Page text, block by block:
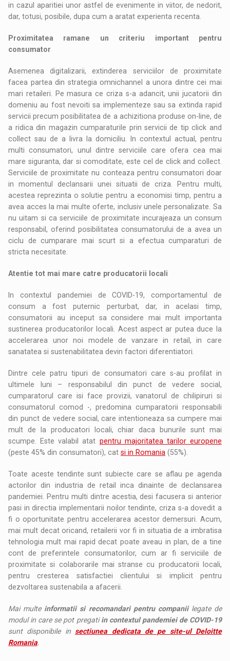
in cazul aparitiei unor astfel de evenimente in viitor, de nedorit,
dar, totusi, posibile, dupa cum a aratat experienta recenta.
Proximitatea ramane un criteriu important pentru
consumator
Asemenea digitalizarii, extinderea serviciilor de proximitate
facea partea din strategia omnichannel a unora dintre cei mai
mari retaileri. Pe masura ce criza s-a adancit, unii jucatorii din
domeniu au fost nevoiti sa implementeze sau sa extinda rapid
servicii precum posibilitatea de a achizitiona produse on-line, de
a ridica din magazin cumparaturile prin servicii de tip click and
collect sau de a livra la domiciliu. In contextul actual, pentru
multi consumatori, unul dintre serviciile care ofera cea mai
mare siguranta, dar si comoditate, este cel de click and collect.
Serviciile de proximitate nu conteaza pentru consumatori doar
in momentul declansarii unei situatii de criza. Pentru multi,
acestea reprezinta o solutie pentru a economisi timp, pentru a
avea acces la mai multe oferte, inclusiv unele personalizate. Sa
nu uitam si ca serviciile de proximitate incurajeaza un consum
responsabil, oferind posibilitatea consumatorului de a avea un
ciclu de cumparare mai scurt si a efectua cumparaturi de
stricta necesitate.
Atentie tot mai mare catre producatorii locali
In contextul pandemiei de COVID-19, comportamentul de
consum a fost puternic perturbat, dar, in acelasi timp,
consumatorii au inceput sa considere mai mult importanta
sustinerea producatorilor locali. Acest aspect ar putea duce la
accelerarea unor noi modele de vanzare in retail, in care
sanatatea si sustenabilitatea devin factori diferentiatori.
Dintre cele patru tipuri de consumatori care s-au profilat in
ultimele luni – responsabilul din punct de vedere social,
cumparatorul care isi face provizii, vanatorul de chilipiruri si
consumatorul comod -, predomina cumparatorii responsabili
din punct de vedere social, care intentioneaza sa cumpere mai
mult de la producatori locali, chiar daca bunurile sunt mai
scumpe. Este valabil atat pentru majoritatea tarilor europene
(peste 45% din consumatori), catsi in Romania (55%).
Toate aceste tendinte sunt subiecte care se aflau pe agenda
actorilor din industria de retail inca dinainte de declansarea
pandemiei. Pentru multi dintre acestia, desi facusera si anterior
pasi in directia implementarii noilor tendinte, criza s-a dovedit a
fi o oportunitate pentru accelerarea acestor demersuri. Acum,
mai mult decat oricand, retailerii vor fi in situatia de a imbratisa
tehnologia mult mai rapid decat poate aveau in plan, de a tine
cont de preferintele consumatorilor, cum ar fi serviciile de
proximitate si colaborarile mai stranse cu producatorii locali,
pentru cresterea satisfactiei clientului si implicit pentru
dezvoltarea sustenabila a afacerii.
Mai multe informatii si recomandari pentru companiilegate de
modul in care se pot pregatiin contextul pandemiei de COVID-19
sunt disponibile in sectiunea dedicata de pe site-ul Deloitte
Romania.